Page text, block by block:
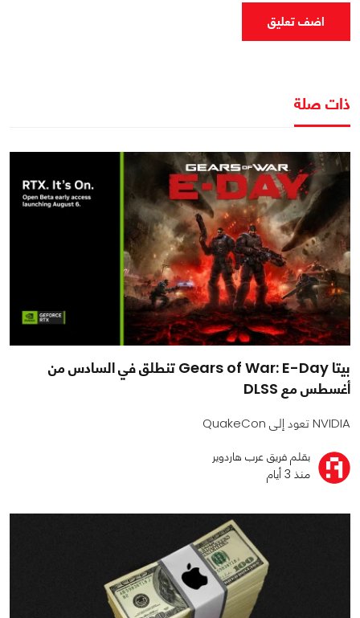
اضف تعليق
ذات صلة
بيتا Gears of War: E-Day تنطلق في السادس من
أغسطس مع DLSS
NVIDIA تعود إلى QuakeCon
بقلم فريق عرب هاردوير
منذ 3 أيام